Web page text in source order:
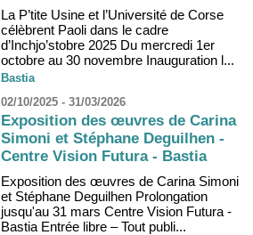
La P’tite Usine et l’Université de Corse
célèbrent Paoli dans le cadre
d’Inchjo’stobre 2025 Du mercredi 1er
octobre au 30 novembre Inauguration l...
Bastia
02/10/2025 - 31/03/2026
Exposition des œuvres de Carina
Simoni et Stéphane Deguilhen -
Centre Vision Futura - Bastia
Exposition des œuvres de Carina Simoni
et Stéphane Deguilhen Prolongation
jusqu'au 31 mars Centre Vision Futura -
Bastia Entrée libre – Tout publi...